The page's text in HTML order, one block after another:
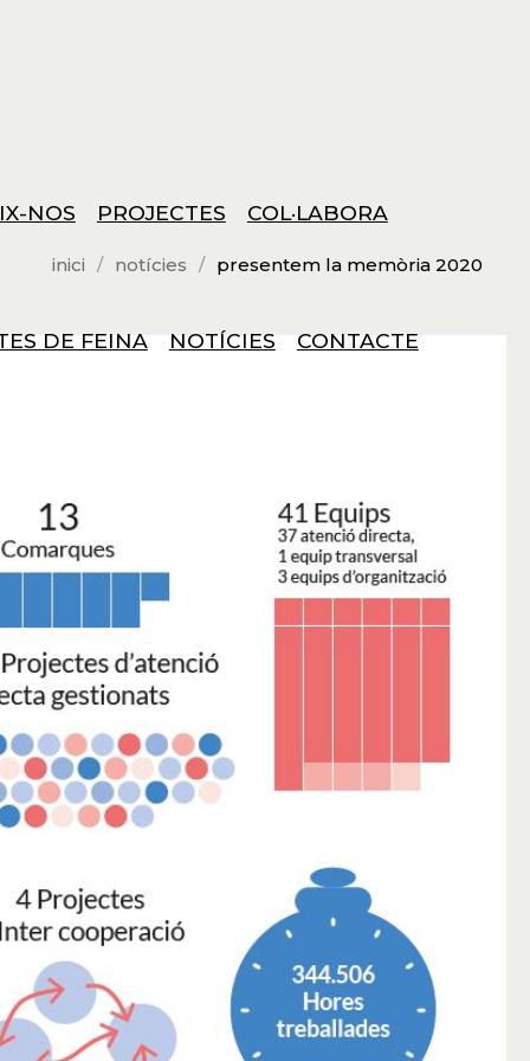
NOS PROJECTES COL·LABORA
DE FEINA NOTÍCIES CONTACTE
inici notícies presentem la memòria 2020